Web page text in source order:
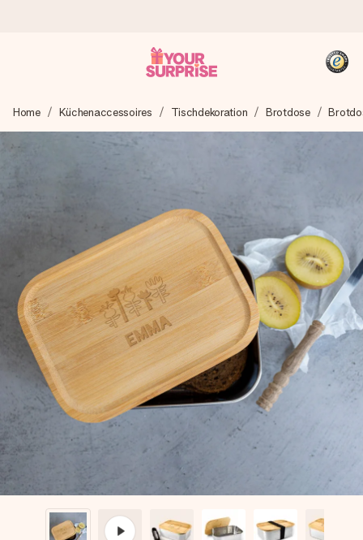
Wir bereiten dein Geschenk sorgfältig vor und schicken es
blitzschnell – damit du es genau zum richtigen Zeitpunkt
überreichen kannst, wenn es am meisten zählt.
4,8 (basierend auf +15.000 Bewertungen)
Unsere Geschenke begeistern. Kunden bewerten uns mit
4,8 bei Google Reviews (Gesamtergebnis aller Länder, in
die wir versenden).
+49 39292 929695
Montag - Freitag : 8:30 - 17:00 Uhr
Samstag - Sonntag : 8:30 - 13:00 Uhr
Home Küchenaccessoires Tischdekoration Brotdose